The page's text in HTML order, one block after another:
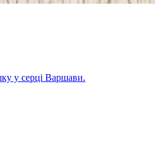
у серці Варшави.